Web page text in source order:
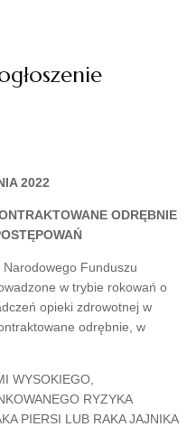
2022
ODRĘBNIE
Narodowego Funduszu
w trybie rokowań o
opieki zdrowotnej w
odrębnie, w
WYSOKIEGO,
RYZYKA
PIERSI LUB RAKA JAJNIKA